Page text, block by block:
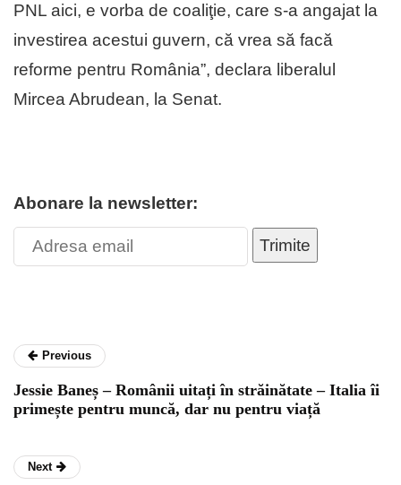
PNL aici, e vorba de coaliţie, care s-a angajat la
investirea acestui guvern, că vrea să facă
reforme pentru România”, declara liberalul
Mircea Abrudean, la Senat.
Abonare la newsletter:
Trimite
Previous
Jessie Baneș – Românii uitați în străinătate – Italia îi
primește pentru muncă, dar nu pentru viață
Next